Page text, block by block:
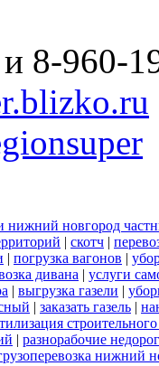
8-960-
нижний новгород
| скотч |
| погрузка вагонов |
дивана | услуги
| выгрузка газели |
| заказать газель |
| разнорабочие
нижний